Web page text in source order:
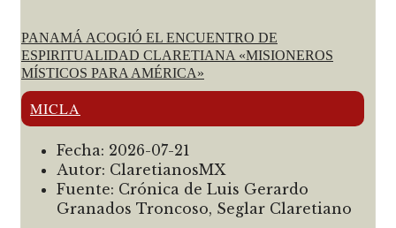
PANAMÁ ACOGIÓ EL ENCUENTRO DE
ESPIRITUALIDAD CLARETIANA «MISIONEROS
MÍSTICOS PARA AMÉRICA»
MICLA
Fecha: 2026-07-21
Autor: ClaretianosMX
Fuente: Crónica de Luis Gerardo
Granados Troncoso, Seglar Claretiano